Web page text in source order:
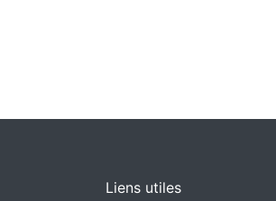
Liens utiles